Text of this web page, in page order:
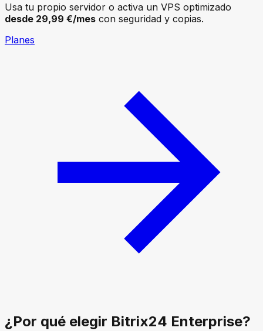
Usa tu propio servidor o activa un VPS optimizado
desde 29,99 €/mes con seguridad y copias.
Planes
¿Por qué elegir Bitrix24 Enterprise?